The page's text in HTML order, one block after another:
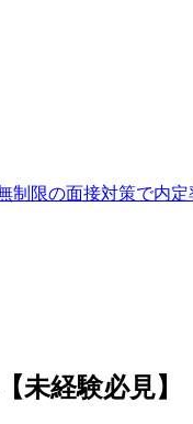
限の面接対策で内定
未経験必見】